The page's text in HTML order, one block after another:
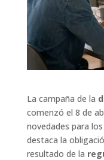
La campaña de la
comenzó el 8 de
novedades para
destaca la
resultado de la